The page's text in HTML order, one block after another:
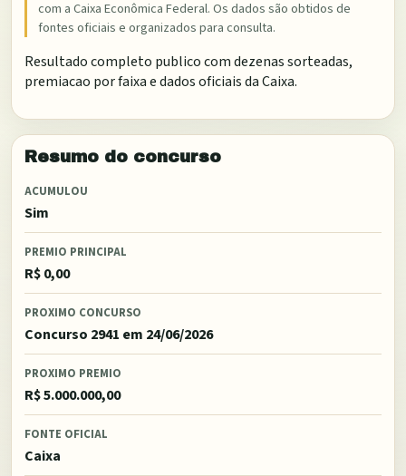
com a Caixa Econômica Federal. Os dados são obtidos de
fontes oficiais e organizados para consulta.
Resultado completo publico com dezenas sorteadas,
premiacao por faixa e dados oficiais da Caixa.
Resumo do concurso
ACUMULOU
Sim
PREMIO PRINCIPAL
R$ 0,00
PROXIMO CONCURSO
Concurso 2941 em 24/06/2026
PROXIMO PREMIO
R$ 5.000.000,00
FONTE OFICIAL
Caixa